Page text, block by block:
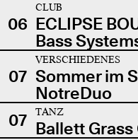
06
CLUB
ECLIPSE
Bass
07
VERSCHIEDENES
Sommer im
NotreDuo
07
TANZ
Ballett Grass